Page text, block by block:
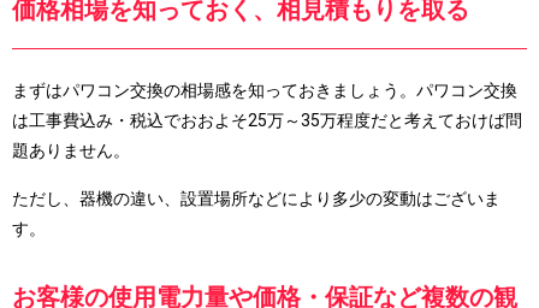
価格相場を知っておく、相見積もりを取る
まずはパワコン交換の相場感を知っておきましょう。パワコン交換
は工事費込み・税込でおおよそ25万～35万程度だと考えておけば問
題ありません。
ただし、器機の違い、設置場所などにより多少の変動はございま
す。
お客様の使用電力量や価格・保証など複数の観